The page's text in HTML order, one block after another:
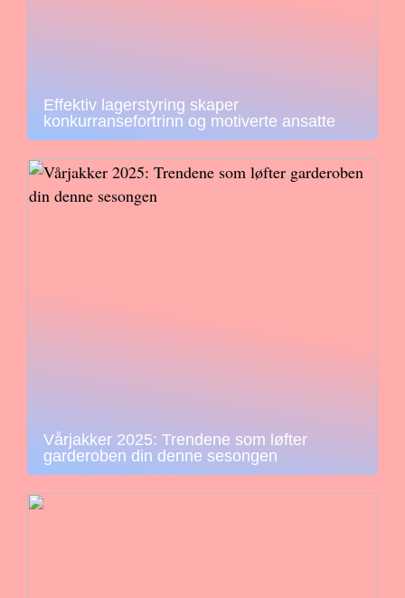
Effektiv lagerstyring skaper
konkurransefortrinn og motiverte ansatte
Vårjakker 2025: Trendene som løfter
garderoben din denne sesongen